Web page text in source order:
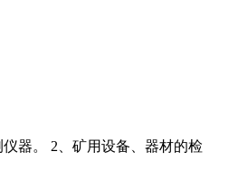
器。 2、矿用设备、器材的检